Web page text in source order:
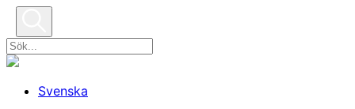
Svenska